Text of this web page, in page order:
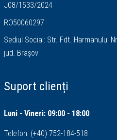
J08/1533/2024
RO50060297
Sediul Social: Str. Fdt. Harmanului
jud. Brașov
Suport clienți
Luni - Vineri: 09:00 - 18:00
Telefon: (+40) 752-184-518